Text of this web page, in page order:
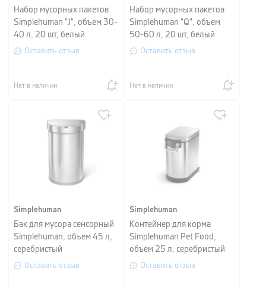
Набор мусорных пакетов
Simplehuman "J", объем 30-
40 л, 20 шт, белый
Оставить отзыв
Нет в наличии
Набор мусорных пакетов
Simplehuman "Q", объем
50-60 л, 20 шт, белый
Оставить отзыв
Нет в наличии
Simplehuman
Бак для мусора сенсорный
Simplehuman, объем 45 л,
серебристый
Оставить отзыв
Simplehuman
Контейнер для корма
Simplehuman Pet Food,
объем 25 л, серебристый
Оставить отзыв